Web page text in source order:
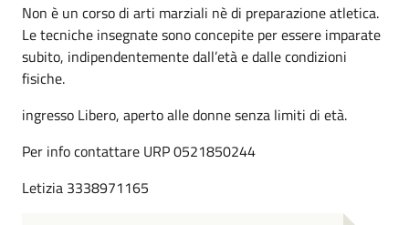
Non è un corso di arti marziali nè di preparazione atletica.
Le tecniche insegnate sono concepite per essere imparate
subito, indipendentemente dall’età e dalle condizioni
fisiche.
ingresso Libero, aperto alle donne senza limiti di età.
Per info contattare URP 0521850244
Letizia 3338971165